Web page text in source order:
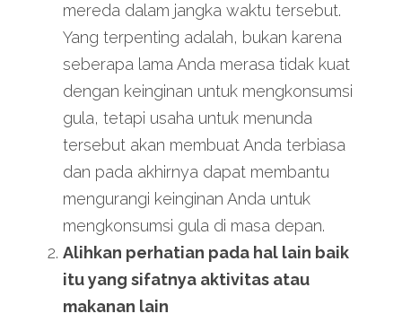
mereda dalam jangka waktu tersebut.
Yang terpenting adalah, bukan karena
seberapa lama Anda merasa tidak kuat
dengan keinginan untuk mengkonsumsi
gula, tetapi usaha untuk menunda
tersebut akan membuat Anda terbiasa
dan pada akhirnya dapat membantu
mengurangi keinginan Anda untuk
mengkonsumsi gula di masa depan.
Alihkan perhatian pada hal lain baik
itu yang sifatnya aktivitas atau
makanan lain